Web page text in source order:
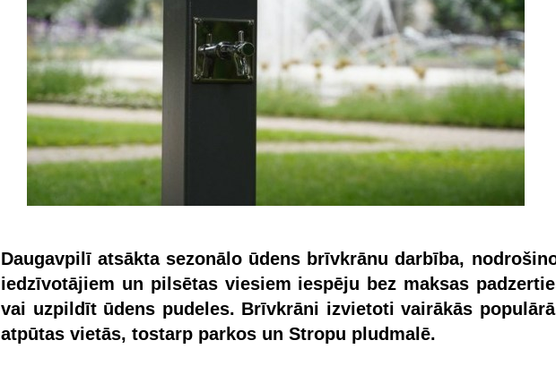
Daugavpilī atsākta sezonālo ūdens brīvkrānu darbība,
iedzīvotājiem un pilsētas viesiem iespēju bez maksas
vai uzpildīt ūdens pudeles. Brīvkrāni izvietoti vairākās
atpūtas vietās, tostarp parkos un Stropu pludmalē.